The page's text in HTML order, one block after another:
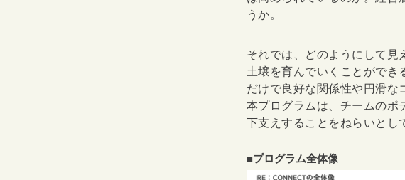
うか。
それでは、どのようにして
土壌を育んでいくことができ
だけで良好な関係性や円滑な
本プログラムは、チームのポ
下支えすることをねらいとし
■プログラム全体像